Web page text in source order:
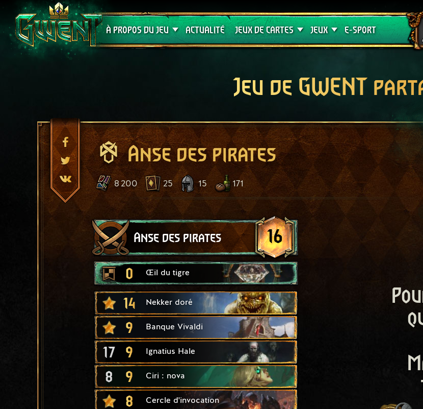
À PROPOS DU JEU
Assistance
ACTUALITÉ JEUX DE CARTES
Crimson Curse
JEUX
Guides de jeux
E-SPORT
Jeu de GWENT
Anse des pirates
8 200 25 15 171
Anse des pirates 16
0 Œil du tigre
14 Nekker doré
9 Banque Vivaldi
17 9 Ignatius Hale
8 9 Ciri : nova
8 Cercle d'invocation